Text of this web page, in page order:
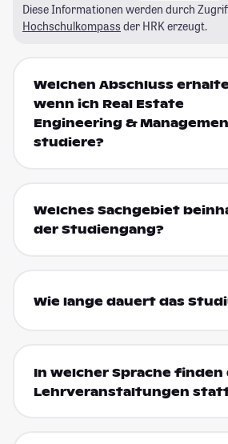
Diese Informationen werden durch
Hochschulkompass der HRK erzeugt.
Welchen Abschluss
wenn ich Real Estate
Engineering &
studiere?
Welches Sachgebiet
der Studiengang?
Wie lange dauert das
In welcher Sprache finden
Lehrveranstaltungen